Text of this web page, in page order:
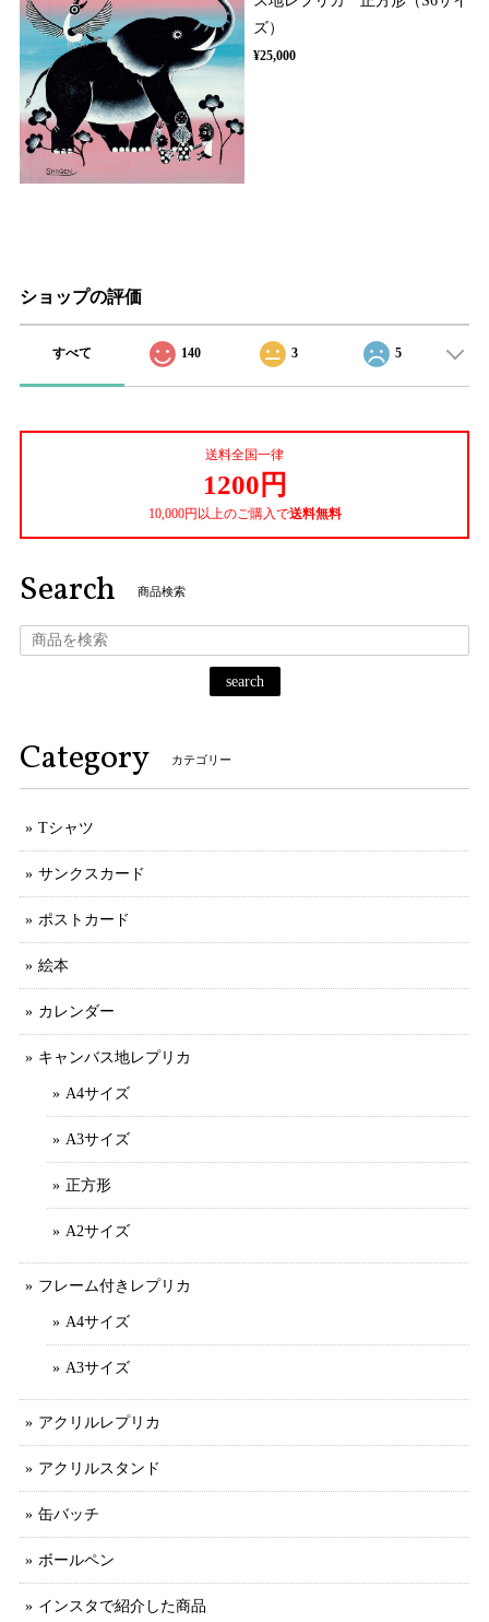
ズ）
¥25,000
ショップの評価
すべて 140 3 5
送料全国一律
1200円
10,000円以上のご購入で送料無料
Search 商品検索
search
Category カテゴリー
Tシャツ
サンクスカード
ポストカード
絵本
カレンダー
キャンバス地レプリカ
A4サイズ
A3サイズ
正方形
A2サイズ
フレーム付きレプリカ
A4サイズ
A3サイズ
アクリルレプリカ
アクリルスタンド
缶バッチ
ボールペン
インスタで紹介した商品